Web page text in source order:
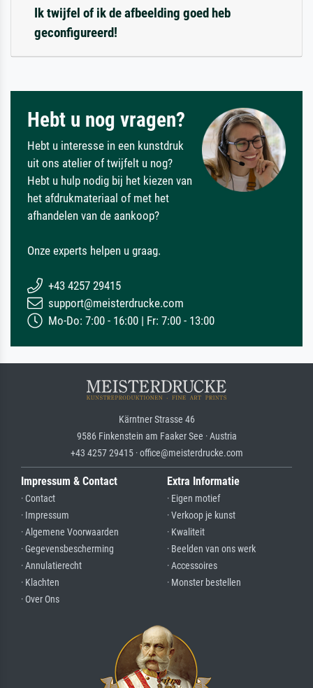
Ik twijfel of ik de afbeelding goed heb
geconfigureerd!
Hebt u nog vragen?
Hebt u interesse in een kunstdruk
uit ons atelier of twijfelt u nog?
Hebt u hulp nodig bij het kiezen van
het afdrukmateriaal of met het
afhandelen van de aankoop?
Onze experts helpen u graag.
+43 4257 29415
support@meisterdrucke.com
Mo-Do: 7:00 - 16:00 | Fr: 7:00 - 13:00
Kärntner Strasse 46
9586 Finkenstein am Faaker See · Austria
+43 4257 29415 · office@meisterdrucke.com
Impressum & Contact
· Contact
· Impressum
· Algemene Voorwaarden
· Gegevensbescherming
· Annulatierecht
· Klachten
· Over Ons
Extra Informatie
· Eigen motief
· Verkoop je kunst
· Kwaliteit
· Beelden van ons werk
· Accessoires
· Monster bestellen